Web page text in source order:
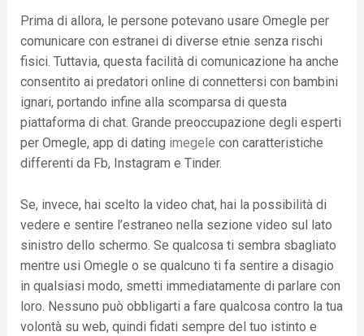
Prima di allora, le persone potevano usare Omegle per
comunicare con estranei di diverse etnie senza rischi
fisici. Tuttavia, questa facilità di comunicazione ha anche
consentito ai predatori online di connettersi con bambini
ignari, portando infine alla scomparsa di questa
piattaforma di chat. Grande preoccupazione degli esperti
per Omegle, app di dating imegele con caratteristiche
differenti da Fb, Instagram e Tinder.
Se, invece, hai scelto la video chat, hai la possibilità di
vedere e sentire l’estraneo nella sezione video sul lato
sinistro dello schermo. Se qualcosa ti sembra sbagliato
mentre usi Omegle o se qualcuno ti fa sentire a disagio
in qualsiasi modo, smetti immediatamente di parlare con
loro. Nessuno può obbligarti a fare qualcosa contro la tua
volontà su web, quindi fidati sempre del tuo istinto e